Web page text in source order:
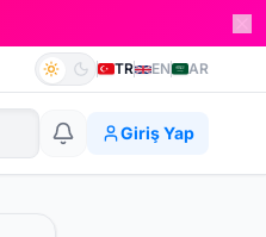
TR EN AR
Giriş Yap